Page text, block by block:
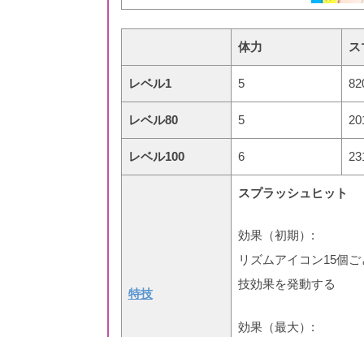
体力
レベル1 5
レベル80 5
レベル100 6
特技
スプラッシュヒット
効果（初期）:
リズムアイコン15個
技効果を発動する
効果（最大）: